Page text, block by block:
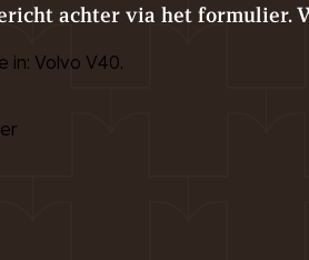
achter via het formulier.
in: Volvo V40.